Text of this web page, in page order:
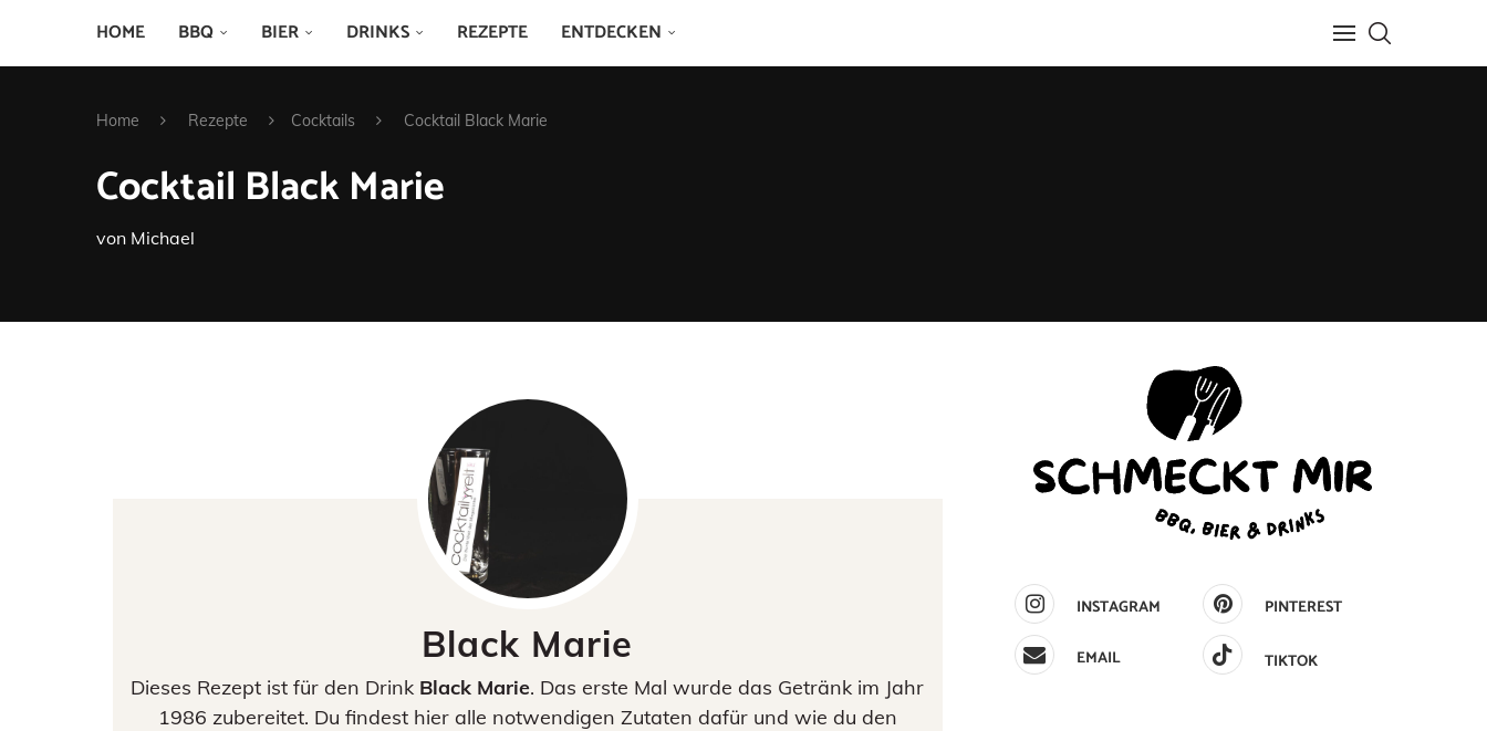
HOME BBQ BIER DRINKS REZEPTE ENTDECKEN
Home Rezepte Cocktails Cocktail Black Marie
Cocktail Black Marie
von Michael
Black Marie
Dieses Rezept ist für den Drink Black Marie. Das erste Mal wurde das Getränk im Jahr
1986 zubereitet. Du findest hier alle notwendigen Zutaten dafür und wie du den
INSTAGRAM
PINTEREST
EMAIL
TIKTOK